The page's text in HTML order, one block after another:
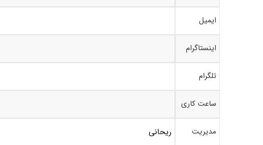
ایمیل
اینستاگرام
تلگرام
ساعت کاری
مدیریت ریحانی